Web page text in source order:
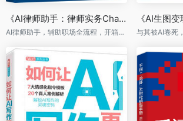
《AI律师助手：律师实务ChatGPT实战指南》
AI律师助手，辅助职场全流程，开箱即用，安全保密，效率起飞
《AI生图变